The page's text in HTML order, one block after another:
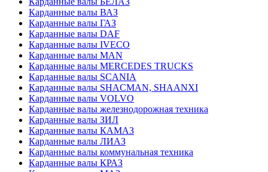
Карданные валы ВАЗ
Карданные валы ГАЗ
Карданные валы DAF
Карданные валы IVECO
Карданные валы MAN
Карданные валы MERCEDES TRUCKS
Карданные валы SCANIA
Карданные валы SHACMAN, SHAANXI
Карданные валы VOLVO
Карданные валы железнодорожная техника
Карданные валы ЗИЛ
Карданные валы КАМАЗ
Карданные валы ЛИАЗ
Карданные валы коммунальная техника
Карданные валы КРАЗ